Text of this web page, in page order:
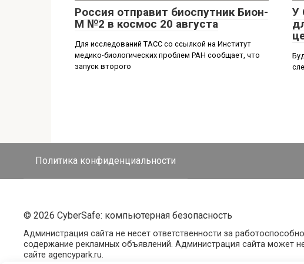
Россия отправит биоспутник Бион-
М №2 в космос 20 августа
Для исследований ТАСС со ссылкой на Институт
медико-биологических проблем РАН сообщает, что
запуск второго
У
Политика конфиденциальности
© 2026 CyberSafe: компьютерная безопасность
Администрация сайта не несет ответственности за
содержание рекламных объявлений. Администрация сайта может
сайте agencypark.ru.